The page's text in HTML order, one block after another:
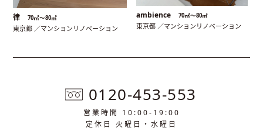
律 70㎡〜80㎡
東京都 ／マンションリノベーション
ambience 70㎡〜80㎡
東京都 ／マンションリノベーション
0120-453-553
営業時間 10:00-19:00
定休日 火曜日・水曜日